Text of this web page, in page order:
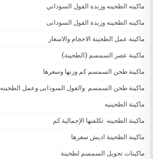
ماكينه الطحينه وزبده الفول السوداني
ماكينه الطحينه وزبدة الفول السودانى
ماكينة عمل الطحينة الاحجام والاسعار
ماكينة عصر السمسم (الطحينة)
ماكينة طحن السمسم كم وزنها وسعرها
ماكينة طحن السمسم والفول السودانى وعمل الطحينه
ماكينة الطحينيه
ماكينة الطحينه تكلفتها الإجمالية كم
ماكينة الطحينة اديش سعرها
ماكينات تحويل السمسم لطحينة